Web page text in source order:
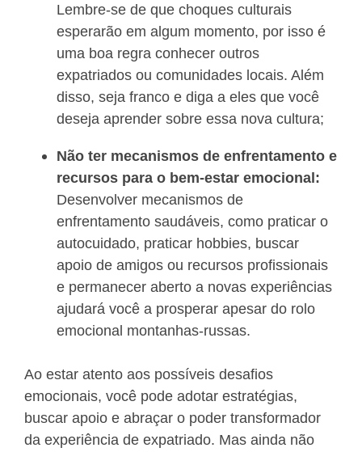
Lembre-se de que choques culturais
esperarão em algum momento, por isso é
uma boa regra conhecer outros
expatriados ou comunidades locais. Além
disso, seja franco e diga a eles que você
deseja aprender sobre essa nova cultura;
Não ter mecanismos de enfrentamento e
recursos para o bem-estar emocional:
Desenvolver mecanismos de
enfrentamento saudáveis, como praticar o
autocuidado, praticar hobbies, buscar
apoio de amigos ou recursos profissionais
e permanecer aberto a novas experiências
ajudará você a prosperar apesar do rolo
emocional montanhas-russas.
Ao estar atento aos possíveis desafios
emocionais, você pode adotar estratégias,
buscar apoio e abraçar o poder transformador
da experiência de expatriado. Mas ainda não